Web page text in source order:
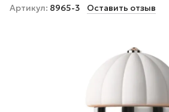
Артикул: 8965-3 Оставить отзыв